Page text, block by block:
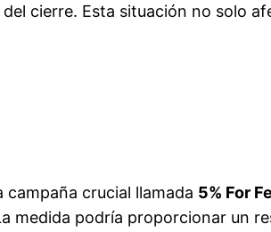
cierre. Esta situación no solo
campaña crucial llamada 5% For
medida podría proporcionar un